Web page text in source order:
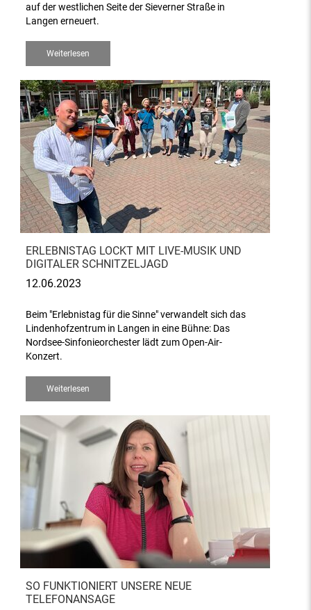
auf der westlichen Seite der Sieverner Straße in
Langen erneuert.
Weiterlesen
ERLEBNISTAG LOCKT MIT LIVE-MUSIK UND
DIGITALER SCHNITZELJAGD
12.06.2023
Beim "Erlebnistag für die Sinne" verwandelt sich das
Lindenhofzentrum in Langen in eine Bühne: Das
Nordsee-Sinfonieorchester lädt zum Open-Air-
Konzert.
Weiterlesen
SO FUNKTIONIERT UNSERE NEUE
TELEFONANSAGE